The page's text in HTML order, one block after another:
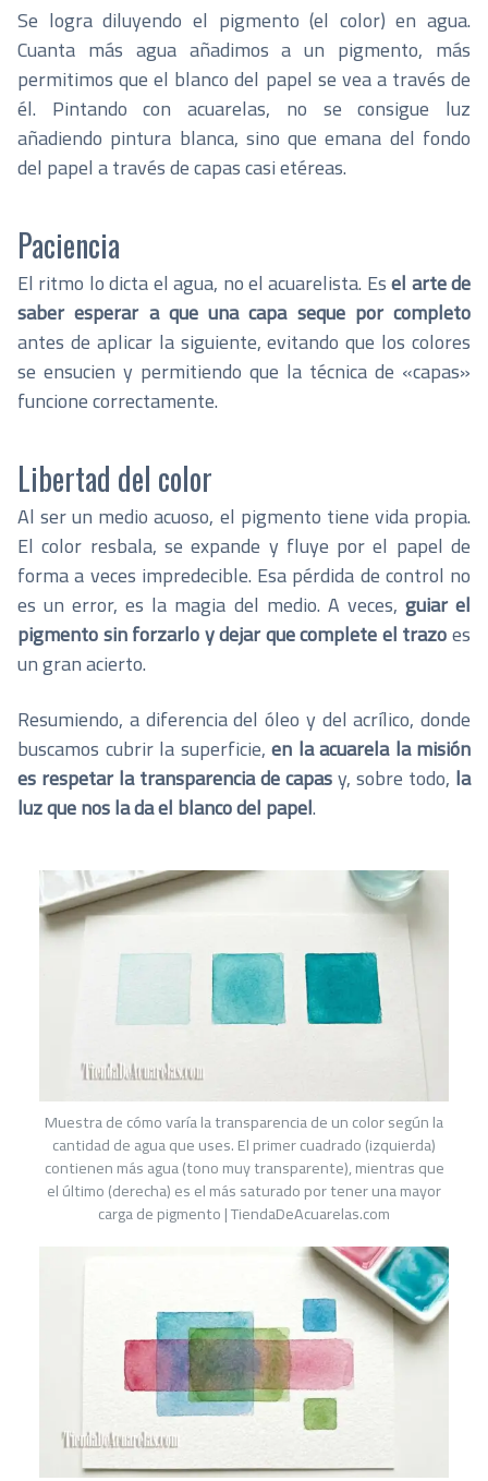
Se logra diluyendo el pigmento (el color) en agua.
Cuanta más agua añadimos a un pigmento, más
permitimos que el blanco del papel se vea a través de
él. Pintando con acuarelas, no se consigue luz
añadiendo pintura blanca, sino que emana del fondo
del papel a través de capas casi etéreas.
Paciencia
El ritmo lo dicta el agua, no el acuarelista. Esel arte de
saber esperar a que una capa seque por completo
antes de aplicar la siguiente, evitando que los colores
se ensucien y permitiendo que la técnica de «capas»
funcione correctamente.
Libertad del color
Al ser un medio acuoso, el pigmento tiene vida propia.
El color resbala, se expande y fluye por el papel de
forma a veces impredecible. Esa pérdida de control no
es un error, es la magia del medio. A veces, guiar el
pigmento sin forzarlo y dejar que complete el trazoes
un gran acierto.
Resumiendo, a diferencia del óleo y del acrílico, donde
buscamos cubrir la superficie,en la acuarela la misión
es respetar la transparencia de capasy, sobre todo, la
luz que nos la da el blanco del papel.
Muestra de cómo varía la transparencia de un color según la
cantidad de agua que uses. El primer cuadrado (izquierda)
contienen más agua (tono muy transparente), mientras que
el último (derecha) es el más saturado por tener una mayor
carga de pigmento | TiendaDeAcuarelas.com